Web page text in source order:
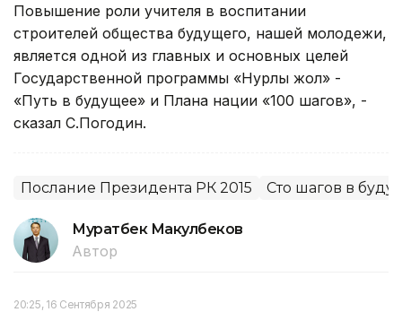
Повышение роли учителя в воспитании
строителей общества будущего, нашей молодежи,
является одной из главных и основных целей
Государственной программы «Нурлы жол» -
«Путь в будущее» и Плана нации «100 шагов», -
сказал С.Погодин.
Послание Президента РК 2015 Сто шагов в
Муратбек Макулбеков
Автор
20:25, 16 Сентября 2025